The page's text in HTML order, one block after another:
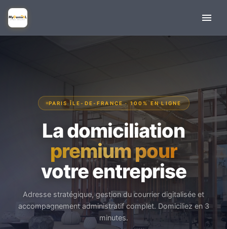
PARIS ÎLE-DE-FRANCE · 100% EN LIGNE
La domiciliation
premium pour
votre entreprise
Adresse stratégique, gestion du courrier digitalisée et
accompagnement administratif complet. Domiciliez en 3
minutes.